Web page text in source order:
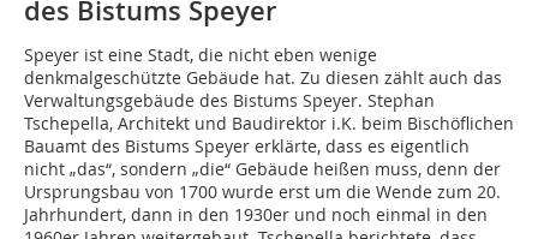
des Bistums Speyer
Speyer ist eine Stadt, die nicht eben wenige
denkmalgeschützte Gebäude hat. Zu diesen zählt auch das
Verwaltungsgebäude des Bistums Speyer. Stephan
Tschepella, Architekt und Baudirektor i.K. beim Bischöflichen
Bauamt des Bistums Speyer erklärte, dass es eigentlich
nicht „das“, sondern „die“ Gebäude heißen muss, denn der
Ursprungsbau von 1700 wurde erst um die Wende zum 20.
Jahrhundert, dann in den 1930er und noch einmal in den